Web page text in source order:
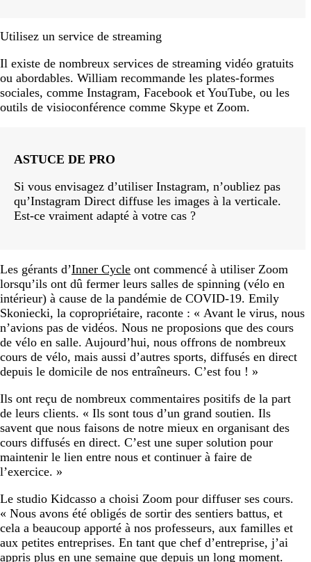
Utilisez un service de streaming
Il existe de nombreux services de streaming vidéo gratuits
ou abordables. William recommande les plates-formes
sociales, comme Instagram, Facebook et YouTube, ou les
outils de visioconférence comme Skype et Zoom.
ASTUCE DE PRO
Si vous envisagez d’utiliser Instagram, n’oubliez pas
qu’Instagram Direct diffuse les images à la verticale.
Est-ce vraiment adapté à votre cas ?
Les gérants d’Inner Cycle ont commencé à utiliser Zoom
lorsqu’ils ont dû fermer leurs salles de spinning (vélo en
intérieur) à cause de la pandémie de COVID-19. Emily
Skoniecki, la copropriétaire, raconte : « Avant le virus, nous
n’avions pas de vidéos. Nous ne proposions que des cours
de vélo en salle. Aujourd’hui, nous offrons de nombreux
cours de vélo, mais aussi d’autres sports, diffusés en direct
depuis le domicile de nos entraîneurs. C’est fou ! »
Ils ont reçu de nombreux commentaires positifs de la part
de leurs clients. « Ils sont tous d’un grand soutien. Ils
savent que nous faisons de notre mieux en organisant des
cours diffusés en direct. C’est une super solution pour
maintenir le lien entre nous et continuer à faire de
l’exercice. »
Le studio Kidcasso a choisi Zoom pour diffuser ses cours.
« Nous avons été obligés de sortir des sentiers battus, et
cela a beaucoup apporté à nos professeurs, aux familles et
aux petites entreprises. En tant que chef d’entreprise, j’ai
appris plus en une semaine que depuis un long moment.